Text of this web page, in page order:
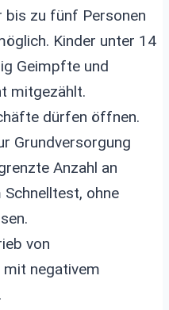
bis zu fünf Personen
Kinder unter 14
Geimpfte und
mitgezählt.
dürfen öffnen.
Grundversorgung
Anzahl an
ohne
von
negativem